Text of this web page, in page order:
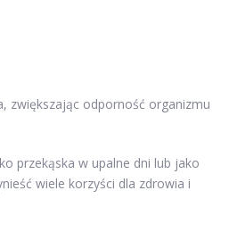
zwiększając odporność organizmu
przekąska w upalne dni lub jako
wiele korzyści dla zdrowia i